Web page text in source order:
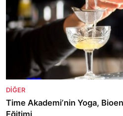
DIĞER
Time Akademi’nin Yoga,